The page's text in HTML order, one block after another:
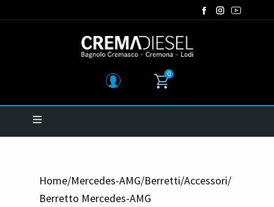
0
Home/Mercedes-AMG/Berretti/Accessori/
Berretto Mercedes-AMG